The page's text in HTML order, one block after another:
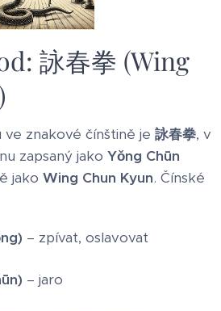
詠春拳 (Wing
znakové čínštině je 詠春拳, v
zapsaný jako Yǒng Chūn
jako Wing Chun Kyun. Čínské
– zpívat, oslavovat
– jaro